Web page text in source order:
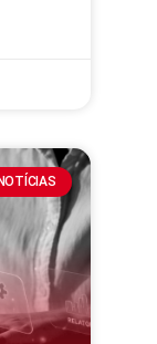
NOTÍCIAS